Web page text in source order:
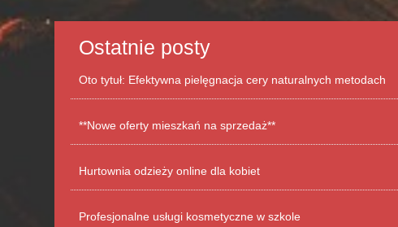
Ostatnie posty
Oto tytuł: Efektywna pielęgnacja cery naturalnych metodach
**Nowe oferty mieszkań na sprzedaż**
Hurtownia odzieży online dla kobiet
Profesjonalne usługi kosmetyczne w szkole